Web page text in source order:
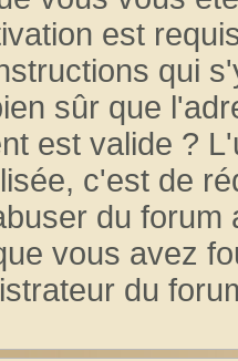
est
qui
sûr que
est valide ?
c'est de
du
vous avez
du